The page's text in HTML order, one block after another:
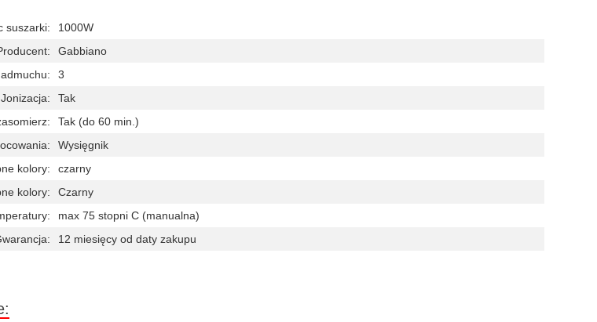
suszarki:
1000W
Gabbiano
3
Jonizacja:
Tak
Tak (do 60 min.)
Wysięgnik
kolory:
czarny
kolory:
Czarny
max 75 stopni C (manualna)
12 miesięcy od daty zakupu